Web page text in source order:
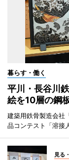
暮らす・働く
平川・長谷川
絵を10層の鋼
建築用鉄骨製造会社
品コンテスト「溶接
見る